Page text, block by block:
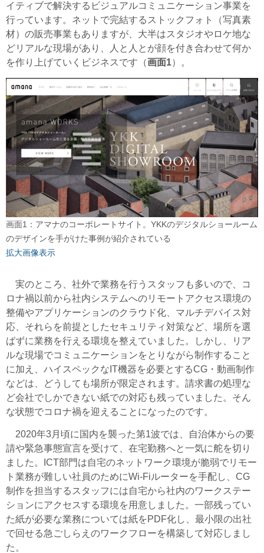
イティブで解決するビジュアルコミュニケーション事業を
行っています。ネットで完結するストックフォト（写真素
材）の販売事業もありますが、大半はスタジオやロケ地な
どリアルな現場があり、人と人とが顔を付き合わせて何か
を作り上げていくビジネスです（画面1）。
画面1：アマナのコーポレートサイト。YKKのデジタルショールーム
のデザインを手がけた事例が紹介されている
拡大画像表示
実のところ、社外で業務を行うスタッフも多いので、コ
ロナ禍以前から社内システムへのリモートアクセス環境の
整備やアプリケーションのクラウド化、マルチデバイス対
応、それらを前提としたセキュリティ対策など、場所を選
ばずに業務を行える環境を整えていました。しかし、リア
ルな現場でコミュニケーションをとりながら制作すること
に加え、ハイスペックなIT機器を必要とするCG・動画制作
などは、どうしても場所が限定されます。請求書の処理な
ど会社でしかできない紙での対応も残っていました。そん
な状態でコロナ禍を迎えることになったのです。
2020年3月頃に国内を襲った第1波では、自治体からの要
請や緊急事態宣言を受けて、在宅勤務へと一気に舵を切り
ました。ICT部門は自宅のネットワーク環境が脆弱でリモー
ト業務が難しい社員のためにWi-Fiルーターを手配し、CG
制作を担当するスタッフには自宅から社内のワークステー
ションにアクセスする環境を用意しました。一部残ってい
た紙が必要な業務については紙をPDF化し、最小限の出社
で回せる急ごしらえのワークフローを構築して対応しまし
た。